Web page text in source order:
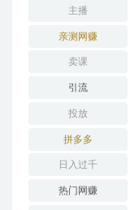
主播
亲测网赚
卖课
引流
投放
拼多多
日入过千
热门网赚